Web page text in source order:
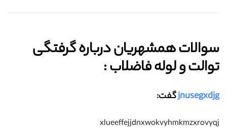
سوالات همشهریان درباره گرفتگی
توالت و لوله فاضلاب :‌
jnusegxdjgگفت:
xlueeffejjdnxwokvyhmkmzxrovyqj